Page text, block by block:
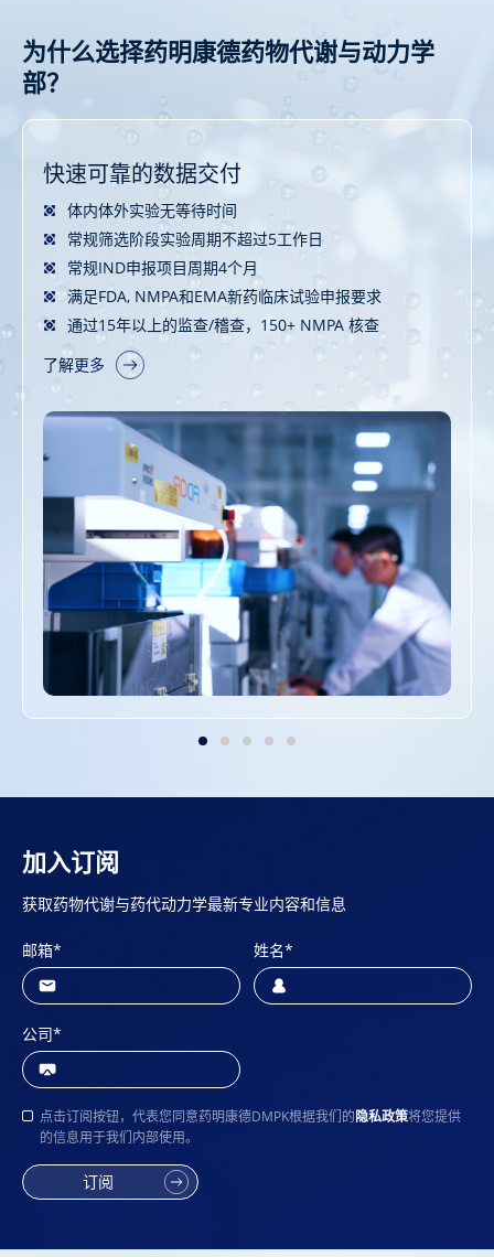
为什么选择药明康德药物代谢与动力学
部？
快速可靠的数据交付
体内体外实验无等待时间
常规筛选阶段实验周期不超过5工作日
常规IND申报项目周期4个月
满足FDA, NMPA和EMA新药临床试验申报要求
通过15年以上的监查/稽查，150+ NMPA 核查
了解更多
高通量的自动化平台
全自动体外ADME工作站
全自动生物分析样品前处理系统
自动血液采样和血浆分离系统
了解更多
经验丰富的专业团队
每位客户将由专属的项目负责人对接，提供全方位的项
目管理服务
专业细分团队分别专注于各个技术平台实验设计和开
展，以及报告交付
了解更多
高标准的仪器和设施
所有动物实验室均经过国际实验动物评估认证管理委员
会（AAALAC）认证
高精度的生物分析及鉴定仪器
了解更多
一体化服务
从筛选到IND申报，从体外到体内
从小分子到新分子类型
高效跨部门合作
了解更多
加入订阅
获取药物代谢与药代动力学最新专业内容和信息
邮箱* 姓名*
公司*
点击订阅按钮，代表您同意药明康德DMPK根据我们的隐私政策将您提供
的信息用于我们内部使用。
订阅